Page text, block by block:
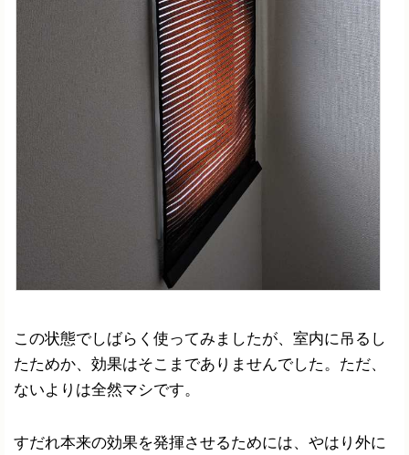
この状態でしばらく使ってみましたが、室内に吊るし
たためか、効果はそこまでありませんでした。ただ、
ないよりは全然マシです。
すだれ本来の効果を発揮させるためには、やはり外に